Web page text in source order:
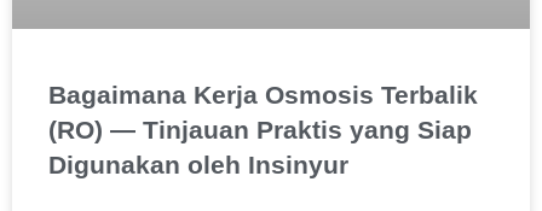
Bagaimana Kerja Osmosis Terbalik
(RO) — Tinjauan Praktis yang Siap
Digunakan oleh Insinyur